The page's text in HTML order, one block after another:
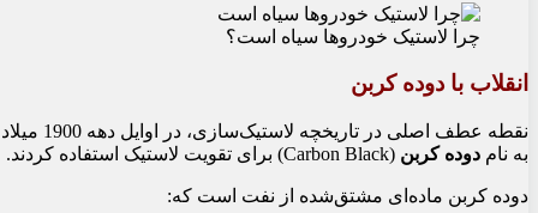
چرا لاستیک خودروها سیاه است؟
انقلاب با دوده کربن
نقطه
به نام دوده کربن (Carbon Black) برای تقویت لاستیک استفاده کردند.
دوده کربن ماده‌ای مشتق‌شده از نفت است که: